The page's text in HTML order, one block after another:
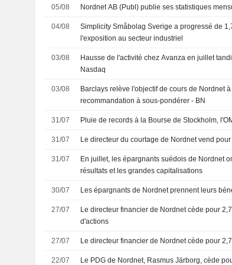
05/08 Nordnet AB (Publ) publie ses statistiques
04/08
Simplicity Småbolag Sverige a progressé de
l'exposition au secteur industriel
03/08
Hausse de l'activité chez Avanza en juillet
Nasdaq
03/08
Barclays relève l'objectif de cours de Nordnet
recommandation à sous-pondérer - BN
31/07 Pluie de records à la Bourse de Stockholm,
31/07 Le directeur du courtage de Nordnet vend
31/07
En juillet, les épargnants suédois de Nordnet
résultats et les grandes capitalisations
30/07 Les épargnants de Nordnet prennent leurs
27/07
Le directeur financier de Nordnet cède pour
d'actions
27/07 Le directeur financier de Nordnet cède pour
22/07 Le PDG de Nordnet, Rasmus Järborg, cède